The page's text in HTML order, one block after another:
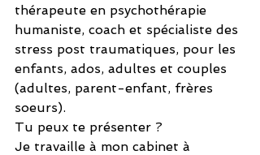
thérapeute en psychothérapie
humaniste, coach et spécialiste des
stress post traumatiques, pour les
enfants, ados, adultes et couples
(adultes, parent-enfant, frères
soeurs).
Tu peux te présenter ?
Je travaille à mon cabinet à